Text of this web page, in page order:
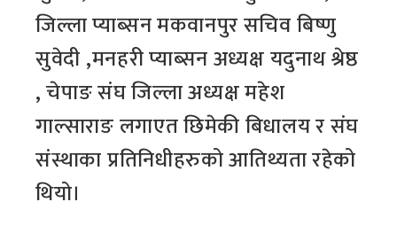
जिल्ला प्याब्सन मकवानपुर सचिव बिष्णु
सुवेदी ,मनहरी प्याब्सन अध्यक्ष यदुनाथ श्रेष्ठ
, चेपाङ संघ जिल्ला अध्यक्ष महेश
गाल्साराङ लगाएत छिमेकी बिधालय र संघ
संस्थाका प्रतिनिधीहरुको आतिथ्यता रहेको
थियो।